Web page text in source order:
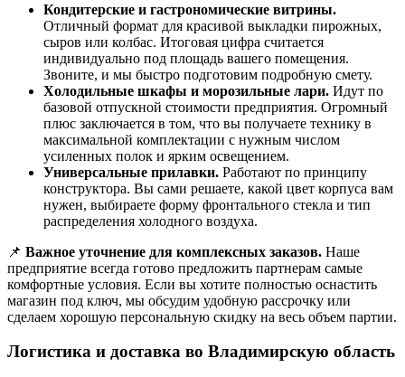
Кондитерские и гастрономические витрины.
Отличный формат для красивой выкладки пирожных,
сыров или колбас. Итоговая цифра считается
индивидуально под площадь вашего помещения.
Звоните, и мы быстро подготовим подробную смету.
Холодильные шкафы и морозильные лари. Идут по
базовой отпускной стоимости предприятия. Огромный
плюс заключается в том, что вы получаете технику в
максимальной комплектации с нужным числом
усиленных полок и ярким освещением.
Универсальные прилавки. Работают по принципу
конструктора. Вы сами решаете, какой цвет корпуса вам
нужен, выбираете форму фронтального стекла и тип
распределения холодного воздуха.
📌 Важное уточнение для комплексных заказов. Наше
предприятие всегда готово предложить партнерам самые
комфортные условия. Если вы хотите полностью оснастить
магазин под ключ, мы обсудим удобную рассрочку или
сделаем хорошую персональную скидку на весь объем партии.
Логистика и доставка во Владимирскую область